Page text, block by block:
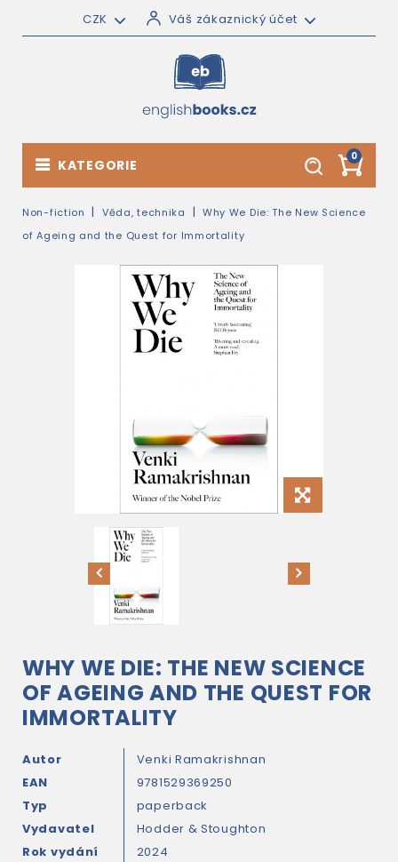
CZK Váš zákaznický účet
0
KATEGORIE
Non-fiction Věda, technika
Why We Die: The New Science
of Ageing and the Quest for Immortality
WHY WE DIE: THE NEW SCIENCE
OF AGEING AND THE QUEST FOR
IMMORTALITY
Autor
Venki Ramakrishnan
EAN
9781529369250
Typ
paperback
Vydavatel
Hodder & Stoughton
Rok vydání
2024